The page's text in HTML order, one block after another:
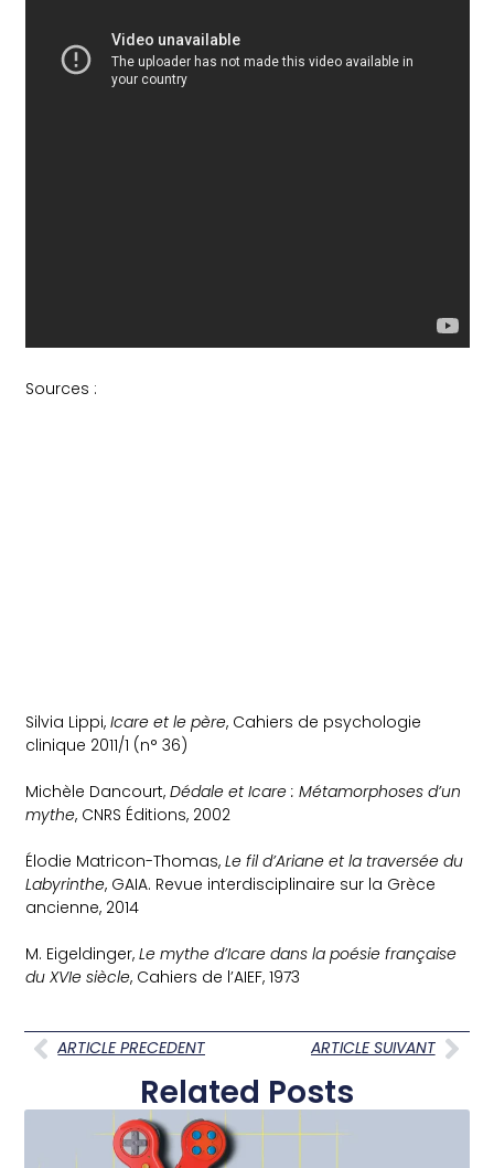
Sources :
Silvia Lippi,Icare et le père, Cahiers de psychologie
clinique 2011/1 (n° 36)
Michèle Dancourt,Dédale et Icare : Métamorphoses d’un
mythe, CNRS Éditions, 2002
Élodie Matricon-Thomas,Le fil d’Ariane et la traversée du
Labyrinthe, GAIA. Revue interdisciplinaire sur la Grèce
ancienne, 2014
M. Eigeldinger,Le mythe d’Icare dans la poésie française
du XVIe siècle, Cahiers de l’AIEF,1973
ARTICLE PRECEDENT ARTICLE SUIVANT
Related Posts